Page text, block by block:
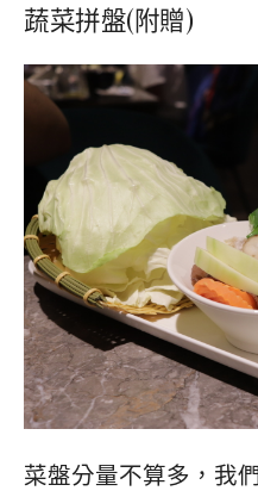
蔬菜拼盤(附贈)
菜盤分量不算多，我